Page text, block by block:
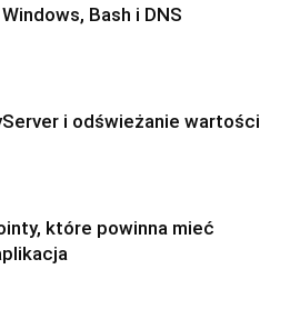
Bash i DNS
i odświeżanie wartości
które powinna mieć